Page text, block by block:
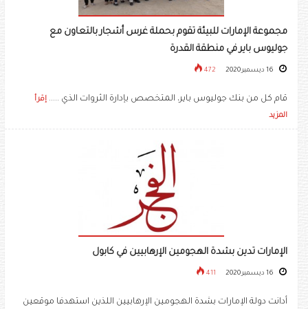
مجموعة الإمارات للبيئة تقوم بحملة غرس أشجار بالتعاون مع
جوليوس باير في منطقة القدرة
472
قام كل من بنك جوليوس باير، المتخصص بإدارة الثروات الذي ..... إقرأ
المزيد
الإمارات تدين بشدة الهجومين الإرهابيين في كابول
411
أدانت دولة الإمارات بشدة الهجومين الإرهابيين اللذين استهدفا موقعين